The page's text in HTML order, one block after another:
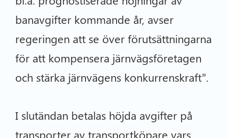
banavgifter kommande år, avser
regeringen att se över förutsättningarna
för att kompensera järnvägsföretagen
och stärka järnvägens konkurrenskraft”.
I slutändan betalas höjda avgifter på
transporter av transportköpare vars